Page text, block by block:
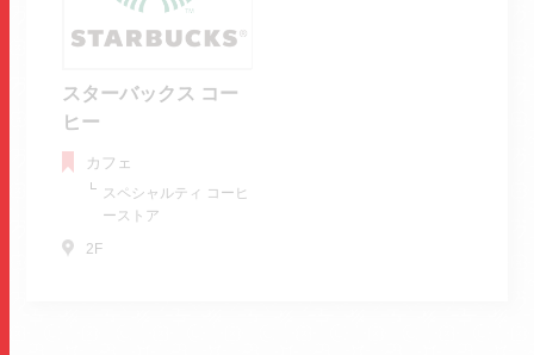
スターバックス コー
ヒー
カフェ
スペシャルティ コーヒ
ーストア
2F